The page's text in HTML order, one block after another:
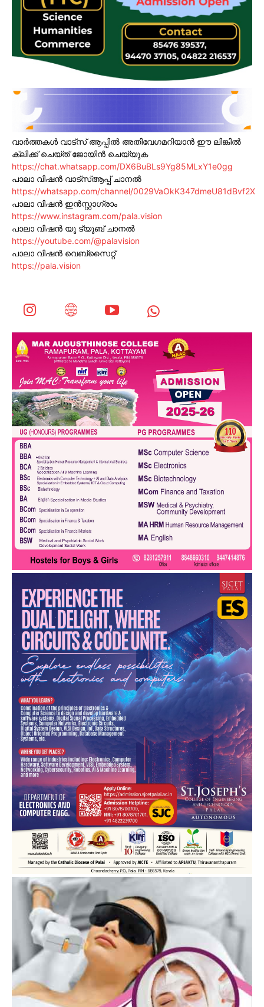
വാർത്തകൾ വാട്സ് ആപ്പിൽ അതിവേഗമറിയാൻ ഈ ലിങ്കിൽ
ക്ലിക്ക് ചെയ്ത് ജോയിൻ ചെയ്യുക
https://chat.whatsapp.com/DX6BuBLs9Yg85MLxY1e0gg
പാലാ വിഷൻ വാട്സ്ആപ്പ് ചാനൽ
https://whatsapp.com/channel/0029VaOkK347dmeU81dBvf2X
പാലാ വിഷൻ ഇൻസ്റ്റാഗ്രാം
https://www.instagram.com/pala.vision
പാലാ വിഷൻ യൂ ട്യൂബ് ചാനൽ
https://youtube.com/@palavision
പാലാ വിഷൻ വെബ്സൈറ്റ്
https://pala.vision